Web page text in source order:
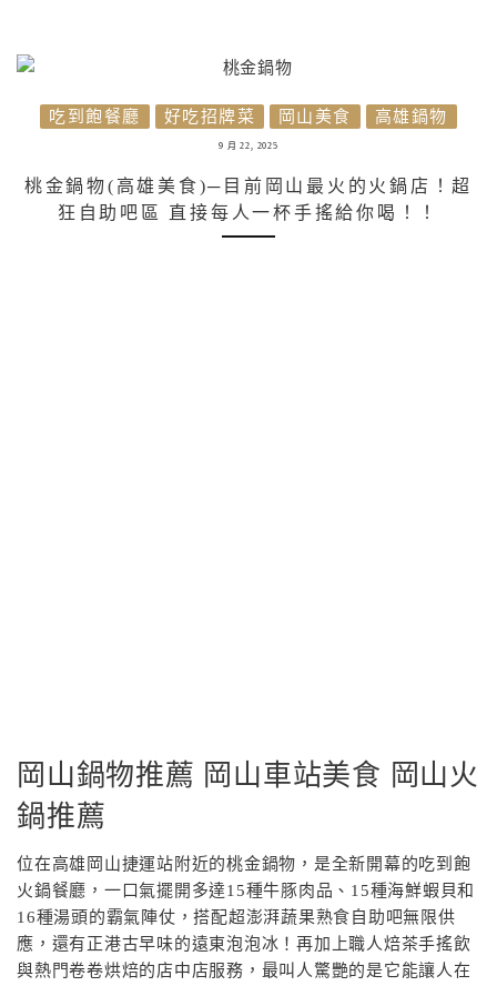
吃到飽餐廳 好吃招牌菜 岡山美食 高雄鍋物
9 月 22, 2025
桃金鍋物(高雄美食)─目前岡山最火的火鍋店！超
狂自助吧區 直接每人一杯手搖給你喝！！
岡山鍋物推薦 岡山車站美食 岡山火
鍋推薦
位在高雄岡山捷運站附近的桃金鍋物，是全新開幕的吃到飽
火鍋餐廳，一口氣擺開多達15種牛豚肉品、15種海鮮蝦貝和
16種湯頭的霸氣陣仗，搭配超澎湃蔬果熟食自助吧無限供
應，還有正港古早味的遠東泡泡冰！再加上職人焙茶手搖飲
與熱門卷卷烘焙的店中店服務，最叫人驚艷的是它能讓人在